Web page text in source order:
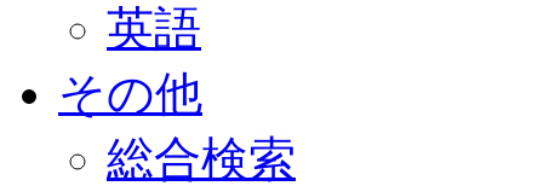
英語
その他
総合検索